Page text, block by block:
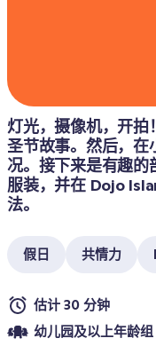
灯光，摄像机，开
圣节故事。然后，在
况。接下来是有趣的
服装，并在 Dojo
法。
假日 共情力
估计 30 分钟
幼儿园及以上年龄组